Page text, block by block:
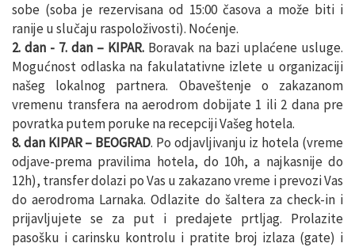
sobe (soba je rezervisana od 15:00 časova a može biti i
ranije u slučaju raspoloživosti). Noćenje.
2. dan - 7. dan – KIPAR. Boravak na bazi uplaćene usluge.
Mogućnost odlaska na fakulatativne izlete u organizaciji
našeg lokalnog partnera. Obaveštenje o zakazanom
vremenu transfera na aerodrom dobijate 1 ili 2 dana pre
povratka putem poruke na recepciji Vašeg hotela.
8. dan KIPAR – BEOGRAD. Po odjavljivanju iz hotela (vreme
odjave-prema pravilima hotela, do 10h, a najkasnije do
12h), transfer dolazi po Vas u zakazano vreme i prevozi Vas
do aerodroma Larnaka. Odlazite do šaltera za check-in i
prijavljujete se za put i predajete prtljag. Prolazite
pasošku i carinsku kontrolu i pratite broj izlaza (gate) i